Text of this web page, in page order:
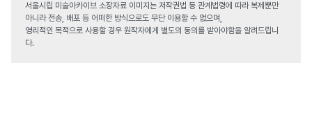
서울시립 미술아카이브 소장자료 이미지는 저작권법 등 관계법령에 따라 복제뿐만
아니라 전송, 배포 등 어떠한 방식으로도 무단 이용할 수 없으며,
영리적인 목적으로 사용할 경우 원작자에게 별도의 동의를 받아야함을 알려드립니
다.